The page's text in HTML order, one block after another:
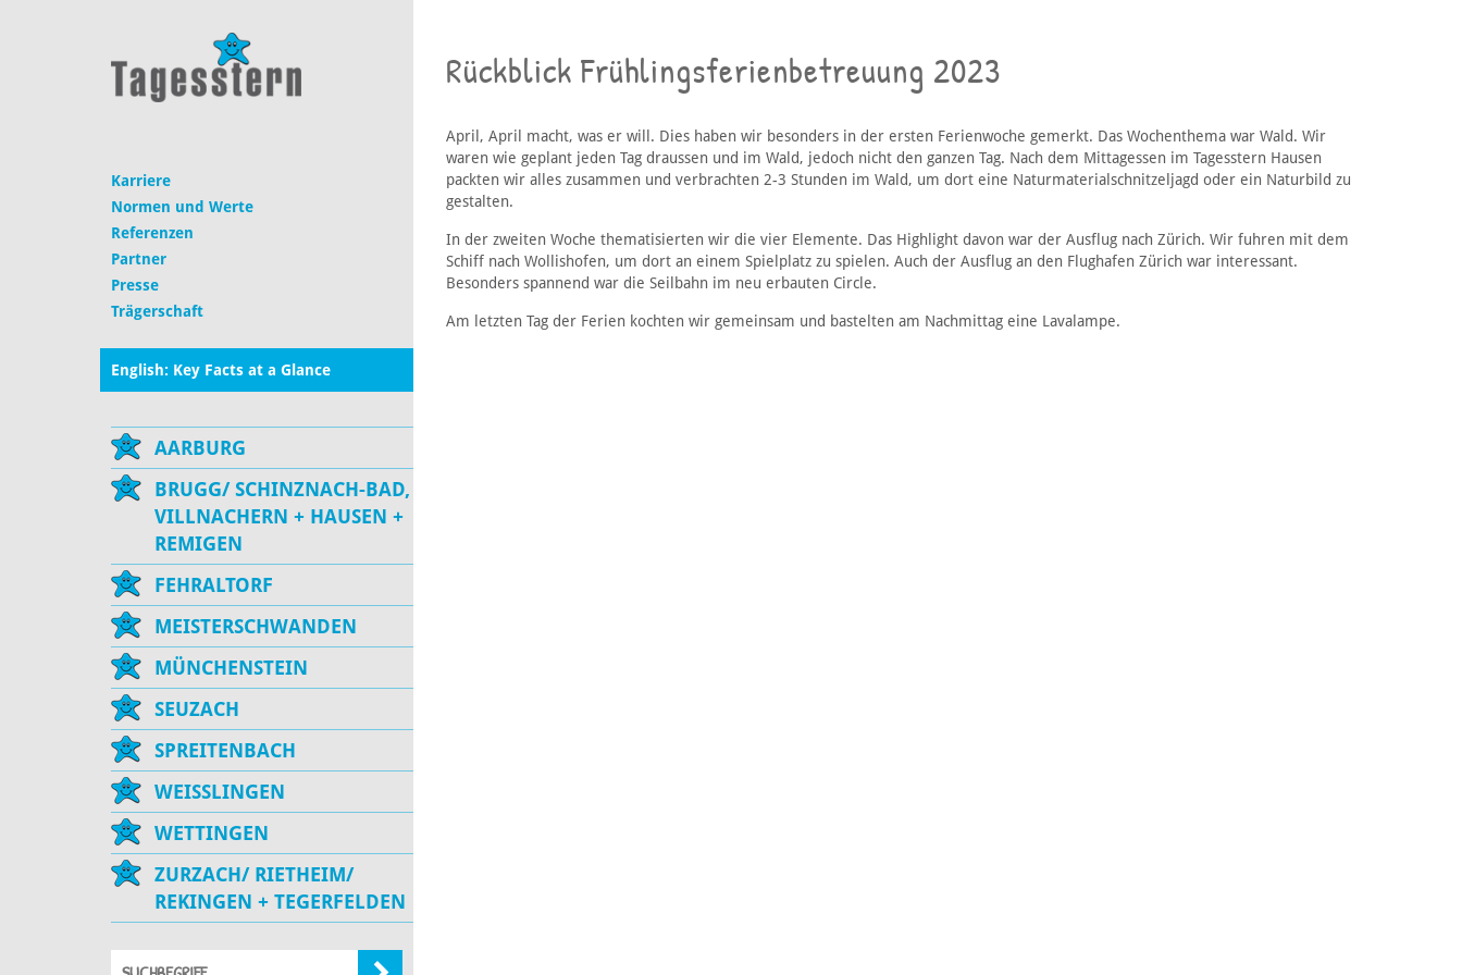
Karriere
Normen und Werte
Referenzen
Partner
Presse
Trägerschaft
English: Key Facts at a Glance
AARBURG
BRUGG/ SCHINZNACH-BAD,
VILLNACHERN + HAUSEN +
REMIGEN
FEHRALTORF
MEISTERSCHWANDEN
MÜNCHENSTEIN
SEUZACH
SPREITENBACH
WEISSLINGEN
WETTINGEN
ZURZACH/ RIETHEIM/
REKINGEN + TEGERFELDEN
Rückblick Frühlingsferienbetreuung 2023
April, April macht, was er will. Dies haben wir besonders in der ersten Ferienwoche gemerkt. Das Wochenthema war Wald. Wir
waren wie geplant jeden Tag draussen und im Wald, jedoch nicht den ganzen Tag. Nach dem Mittagessen im Tagesstern Hausen
packten wir alles zusammen und verbrachten 2-3 Stunden im Wald, um dort eine Naturmaterialschnitzeljagd oder ein Naturbild zu
gestalten.
In der zweiten Woche thematisierten wir die vier Elemente. Das Highlight davon war der Ausflug nach Zürich. Wir fuhren mit dem
Schiff nach Wollishofen, um dort an einem Spielplatz zu spielen. Auch der Ausflug an den Flughafen Zürich war interessant.
Besonders spannend war die Seilbahn im neu erbauten Circle.
Am letzten Tag der Ferien kochten wir gemeinsam und bastelten am Nachmittag eine Lavalampe.